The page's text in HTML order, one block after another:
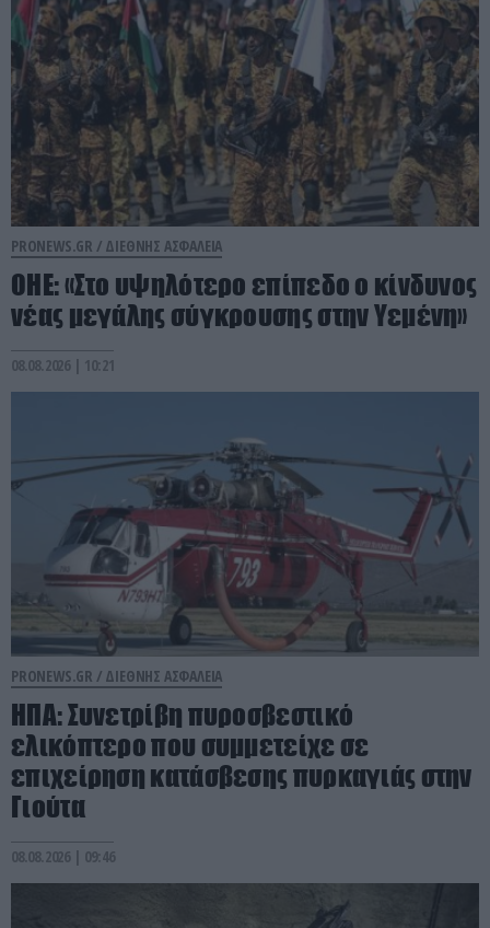
PRONEWS.GR / ΔΙΕΘΝΗΣ ΑΣΦΑΛΕΙΑ
ΟΗΕ: «Στο υψηλότερο επίπεδο ο κίνδυνος
νέας μεγάλης σύγκρουσης στην Υεμένη»
08.08.2026 | 10:21
PRONEWS.GR / ΔΙΕΘΝΗΣ ΑΣΦΑΛΕΙΑ
ΗΠΑ: Συνετρίβη πυροσβεστικό
ελικόπτερο που συμμετείχε σε
επιχείρηση κατάσβεσης πυρκαγιάς στην
Γιούτα
08.08.2026 | 09:46